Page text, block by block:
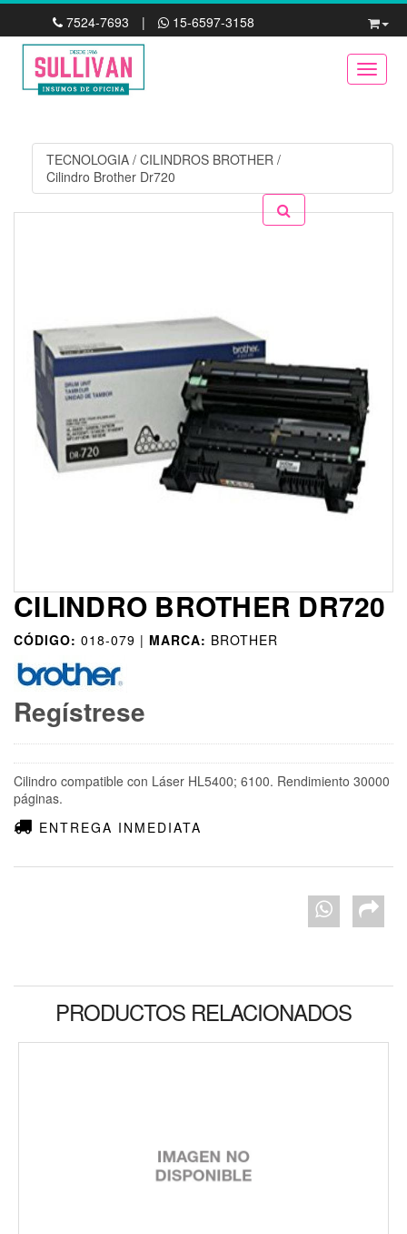
7524-7693 | 15-6597-3158
TECNOLOGIA / CILINDROS BROTHER /
Cilindro Brother Dr720
CILINDRO BROTHER DR720
CÓDIGO: 018-079 | MARCA: BROTHER
Regístrese
Cilindro compatible con Láser HL5400; 6100. Rendimiento 30000
páginas.
ENTREGA INMEDIATA
PRODUCTOS RELACIONADOS